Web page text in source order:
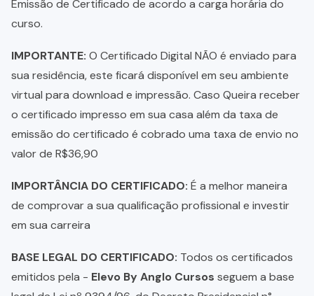
Emissão de Certificado de acordo a carga horária do
curso.
IMPORTANTE: O Certificado Digital NÃO é enviado para
sua residência, este ficará disponível em seu ambiente
virtual para download e impressão. Caso Queira receber
o certificado impresso em sua casa além da taxa de
emissão do certificado é cobrado uma taxa de envio no
valor de R$36,90
IMPORTÂNCIA DO CERTIFICADO: É a melhor maneira
de comprovar a sua qualificação profissional e investir
em sua carreira
BASE LEGAL DO CERTIFICADO: Todos os certificados
emitidos pela - Elevo By Anglo Cursos seguem a base